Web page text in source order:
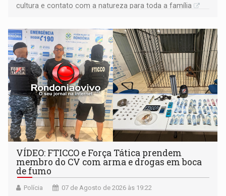
cultura e contato com a natureza para toda a família
VÍDEO: FTICCO e Força Tática prendem
membro do CV com arma e drogas em boca
de fumo
Polícia 07 de Agosto de 2026 às 19:22